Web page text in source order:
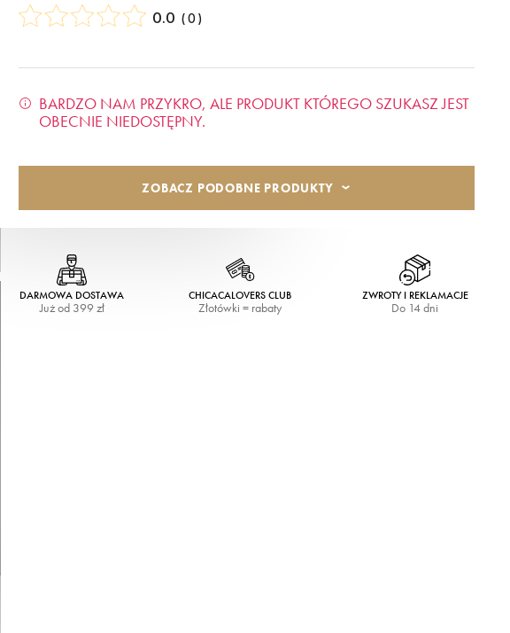
0.0 (0)
BARDZO NAM PRZYKRO, ALE PRODUKT KTÓREGO SZUKASZ JEST
OBECNIE NIEDOSTĘPNY.
ZOBACZ PODOBNE PRODUKTY
DARMOWA DOSTAWA
Już od 399 zł
CHICACALOVERS CLUB
Złotówki = rabaty
ZWROTY I REKLAMACJE
Do 14 dni